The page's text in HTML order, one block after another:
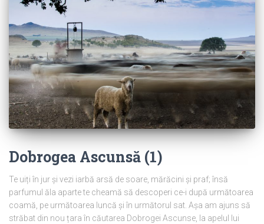
Dobrogea Ascunsă (1)
Te uiți în jur și vezi iarbă arsă de soare, mărăcini și praf; însă
parfumul ăla aparte te cheamă să descoperi ce-i după următoarea
coamă, pe următoarea luncă și în următorul sat. Așa am ajuns să
străbat din nou țara în căutarea Dobrogei Ascunse, la apelul lui